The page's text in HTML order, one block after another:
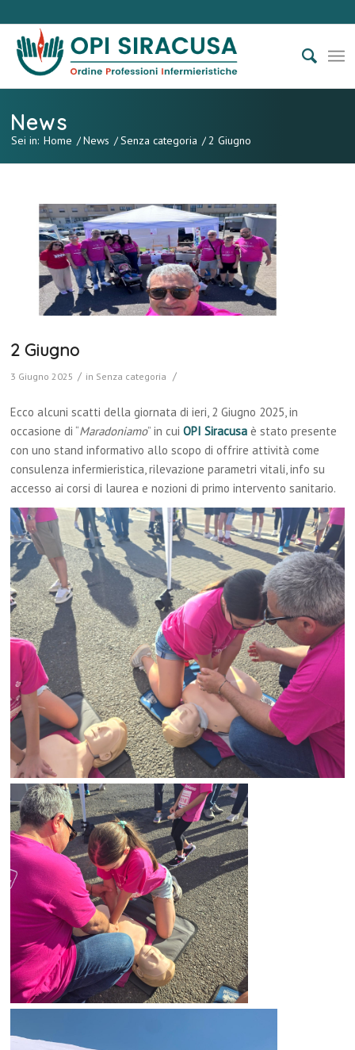
News
Sei in: Home /News /Senza categoria /2 Giugno
2 Giugno
3 Giugno 2025 / in Senza categoria /
Ecco alcuni scatti della giornata di ieri, 2 Giugno 2025, in
occasione di “Maradoniamo” in cuiOPI Siracusa è stato presente
con uno stand informativo allo scopo di offrire attività come
consulenza infermieristica, rilevazione parametri vitali, info su
accesso ai corsi di laurea e nozioni di primo intervento sanitario.